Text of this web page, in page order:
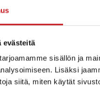
evästeitä
sisällön ja
Lisäksi
siitä, miten käytät
pyydetään